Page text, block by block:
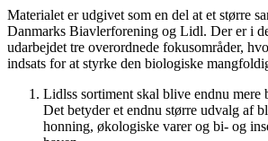
Materialet er udgivet som en del at et større
Danmarks Biavlerforening og Lidl. Der er i
udarbejdet tre overordnede fokusområder,
indsats for at styrke den biologiske
Lidlss sortiment skal blive endnu mere
Det betyder et endnu større udvalg af
honning, økologiske varer og bi- og